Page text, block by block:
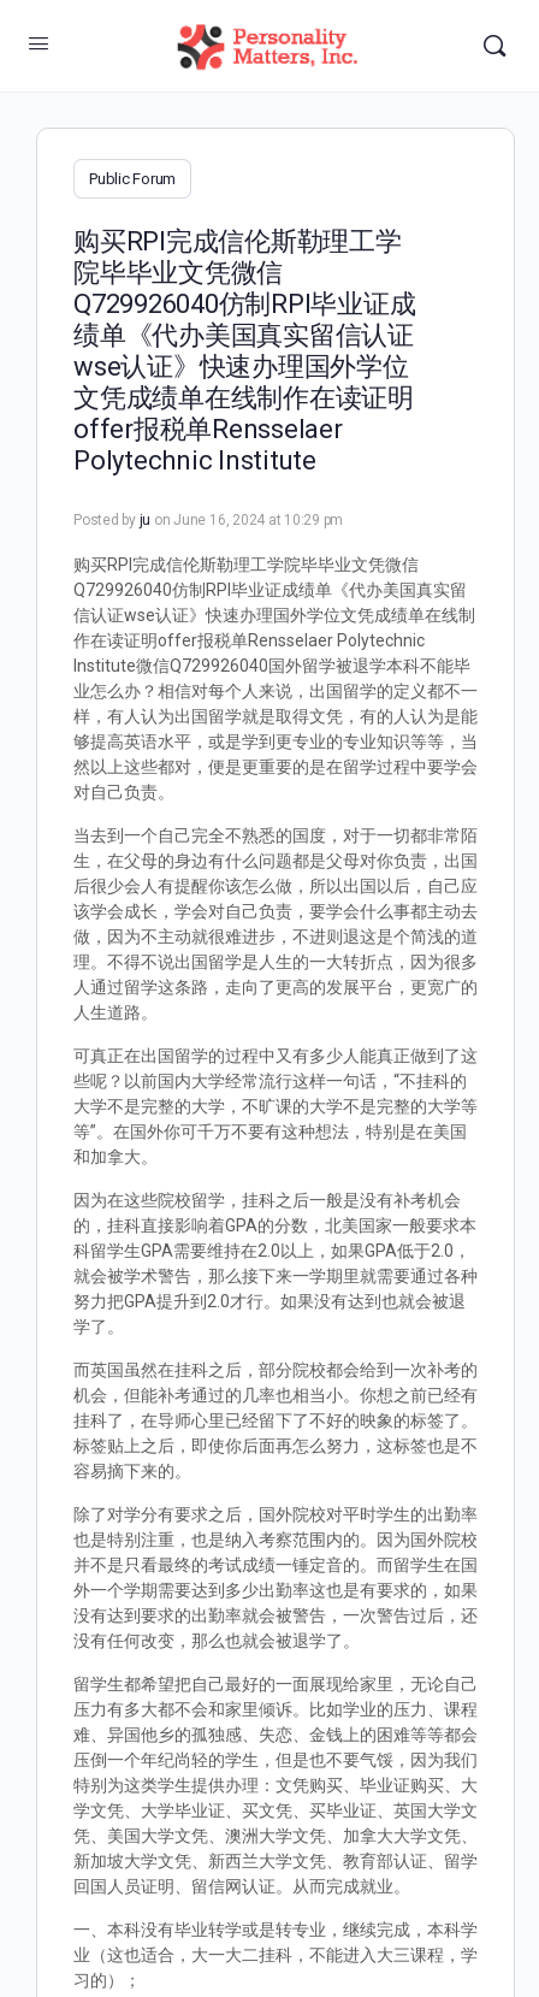
Public Forum
购买RPI完成信伦斯勒理工学
院毕毕业文凭微信
Q729926040仿制RPI毕业证成
绩单《代办美国真实留信认证
wse认证》快速办理国外学位
文凭成绩单在线制作在读证明
offer报税单Rensselaer
Polytechnic Institute
Posted by ju on June 16, 2024 at 10:29 pm
购买RPI完成信伦斯勒理工学院毕毕业文凭微信
Q729926040仿制RPI毕业证成绩单《代办美国真实留
信认证wse认证》快速办理国外学位文凭成绩单在线制
作在读证明offer报税单Rensselaer Polytechnic
Institute微信Q729926040国外留学被退学本科不能毕
业怎么办？相信对每个人来说，出国留学的定义都不一
样，有人认为出国留学就是取得文凭，有的人认为是能
够提高英语水平，或是学到更专业的专业知识等等，当
然以上这些都对，便是更重要的是在留学过程中要学会
对自己负责。
当去到一个自己完全不熟悉的国度，对于一切都非常陌
生，在父母的身边有什么问题都是父母对你负责，出国
后很少会人有提醒你该怎么做，所以出国以后，自己应
该学会成长，学会对自己负责，要学会什么事都主动去
做，因为不主动就很难进步，不进则退这是个简浅的道
理。不得不说出国留学是人生的一大转折点，因为很多
人通过留学这条路，走向了更高的发展平台，更宽广的
人生道路。
可真正在出国留学的过程中又有多少人能真正做到了这
些呢？以前国内大学经常流行这样一句话，“不挂科的
大学不是完整的大学，不旷课的大学不是完整的大学等
等”。在国外你可千万不要有这种想法，特别是在美国
和加拿大。
因为在这些院校留学，挂科之后一般是没有补考机会
的，挂科直接影响着GPA的分数，北美国家一般要求本
科留学生GPA需要维持在2.0以上，如果GPA低于2.0，
就会被学术警告，那么接下来一学期里就需要通过各种
努力把GPA提升到2.0才行。如果没有达到也就会被退
学了。
而英国虽然在挂科之后，部分院校都会给到一次补考的
机会，但能补考通过的几率也相当小。你想之前已经有
挂科了，在导师心里已经留下了不好的映象的标签了。
标签贴上之后，即使你后面再怎么努力，这标签也是不
容易摘下来的。
除了对学分有要求之后，国外院校对平时学生的出勤率
也是特别注重，也是纳入考察范围内的。因为国外院校
并不是只看最终的考试成绩一锤定音的。而留学生在国
外一个学期需要达到多少出勤率这也是有要求的，如果
没有达到要求的出勤率就会被警告，一次警告过后，还
没有任何改变，那么也就会被退学了。
留学生都希望把自己最好的一面展现给家里，无论自己
压力有多大都不会和家里倾诉。比如学业的压力、课程
难、异国他乡的孤独感、失恋、金钱上的困难等等都会
压倒一个年纪尚轻的学生，但是也不要气馁，因为我们
特别为这类学生提供办理：文凭购买、毕业证购买、大
学文凭、大学毕业证、买文凭、买毕业证、英国大学文
凭、美国大学文凭、澳洲大学文凭、加拿大大学文凭、
新加坡大学文凭、新西兰大学文凭、教育部认证、留学
回国人员证明、留信网认证。从而完成就业。
一、本科没有毕业转学或是转专业，继续完成，本科学
业（这也适合，大一大二挂科，不能进入大三课程，学
习的）；